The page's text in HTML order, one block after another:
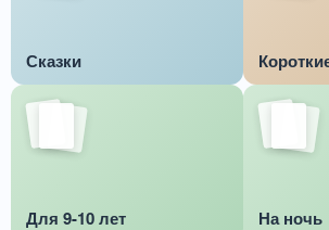
Сказки
Для 9-10 лет На ночь